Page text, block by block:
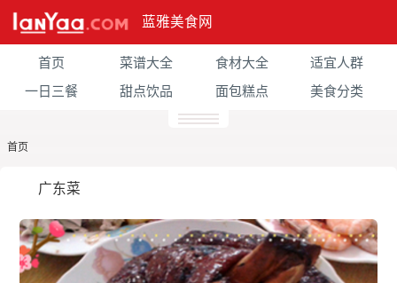
蓝雅美食网
首页 菜谱大全 食材大全
适宜人群
一日三餐
甜点饮品 面包糕点 美食分类
首页
广东菜